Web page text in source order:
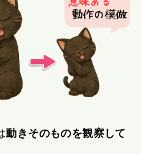
動きそのものを観察して